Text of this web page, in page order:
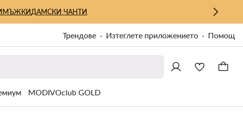
МЪЖКИДАМСКИ ЧАНТИ
Трендове Изтеглете приложението Помощ
MODIVOclub GOLD